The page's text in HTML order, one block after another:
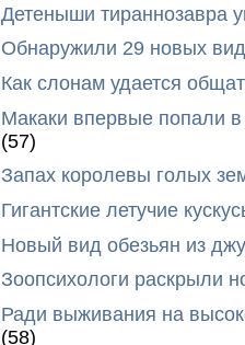
Детеныши тираннозавра
Обнаружили 29 новых
Как слонам удается
Макаки впервые попали
(57)
Запах королевы голых
Гигантские летучие
Новый вид обезьян из
Зоопсихологи раскрыли
Ради выживания на
(58)